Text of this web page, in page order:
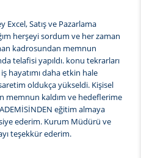
Excel, Satış ve Pazarlama
herşeyi sordum ve her zaman
kadrosundan memnun
telafisi yapıldı. konu tekrarları
hayatımı daha etkin hale
oldukça yükseldi. Kişisel
memnun kaldım ve hedeflerime
eğitim almaya
ederim. Kurum Müdürü ve
teşekkür ederim.